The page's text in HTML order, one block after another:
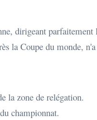
dirigeant parfaitement
la Coupe du monde,
la zone de relégation.
championnat.